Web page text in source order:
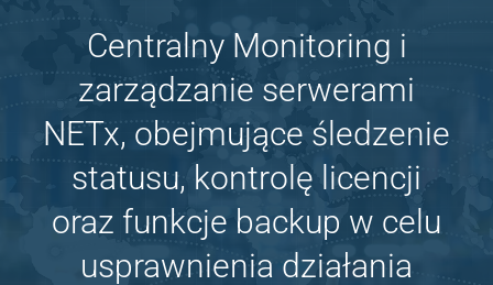
Centralny Monitoring i
zarządzanie serwerami
NETx, obejmujące śledzenie
statusu, kontrolę licencji
oraz funkcje backup w celu
usprawnienia działania